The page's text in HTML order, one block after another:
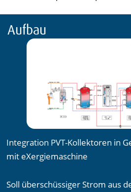
Aufbau
Integration PVT-Kollektoren in
mit eXergiemaschine
Soll überschüssiger Strom aus